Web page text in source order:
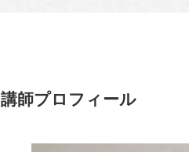
講師プロフィール